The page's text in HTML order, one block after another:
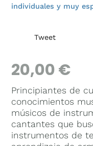
individuales y muy
Tweet
20,00€
Principiantes de
conocimientos
músicos de
cantantes que
instrumentos de